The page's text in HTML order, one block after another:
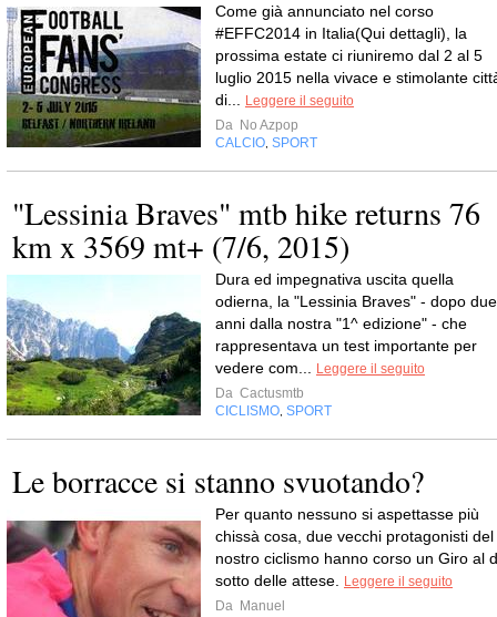
Come già annunciato nel corso
#EFFC2014 in Italia(Qui dettagli), la
prossima estate ci riuniremo dal 2 al 5
luglio 2015 nella vivace e stimolante
di...
Leggere il seguito
Da No Azpop
CALCIO SPORT
"Lessinia Braves" mtb hike returns 76
km x 3569 mt+ (7/6, 2015)
Dura ed impegnativa uscita quella
odierna, la "Lessinia Braves" - dopo due
anni dalla nostra "1^ edizione" - che
rappresentava un test importante per
vedere com...
Leggere il seguito
Da Cactusmtb
CICLISMO SPORT
Le borracce si stanno svuotando?
Per quanto nessuno si aspettasse più
chissà cosa, due vecchi protagonisti del
nostro ciclismo hanno corso un Giro al
sotto delle attese.
Leggere il seguito
Da Manuel